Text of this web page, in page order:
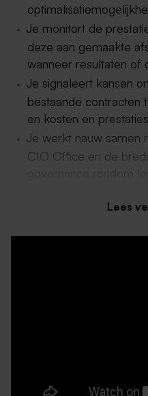
Je monitort de
deze aan gemaakte
wanneer resultaten of
Je signaleert kansen
bestaande contracten
en kosten en
Je werkt nauw samen
CIO Office en de
reiskostenvergoeding
Lees